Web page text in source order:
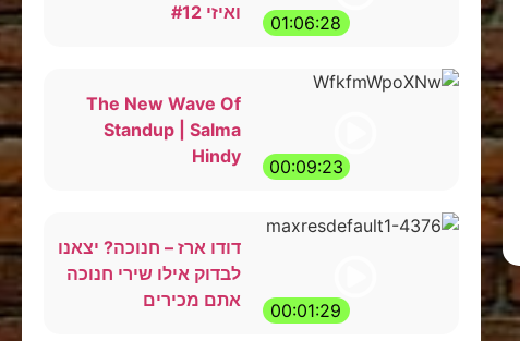
01:06:28
ואיזי #12
00:09:23
The New Wave Of
Standup | Salma
Hindy
00:01:29
דודו ארז – חנוכה? יצאנו
לבדוק אילו שירי חנוכה
אתם מכירים